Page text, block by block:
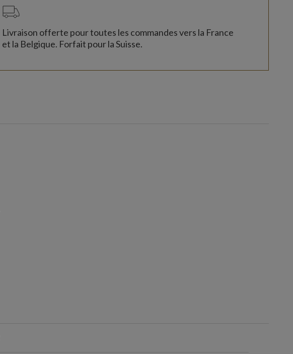
Livraison offerte pour toutes les commandes vers la France
et la Belgique. Forfait pour la Suisse.